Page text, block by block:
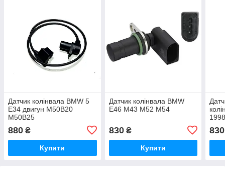
Датчик колінвала BMW 5
E34 двигун M50B20
M50B25
880 ₴
Купити
Датчик колінвала BMW
E46 M43 M52 M54
830₴
Купити
830